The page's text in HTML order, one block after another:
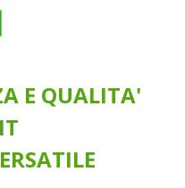
E QUALITA'